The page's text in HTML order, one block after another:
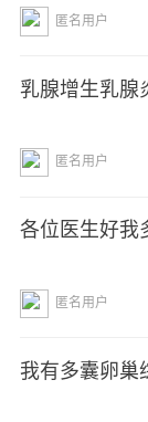
匿名用户
乳腺增生乳腺
匿名用户
各位医生好我
匿名用户
我有多囊卵巢